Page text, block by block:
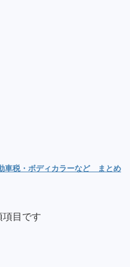
車税・ボディカラーなど まとめ
項目です